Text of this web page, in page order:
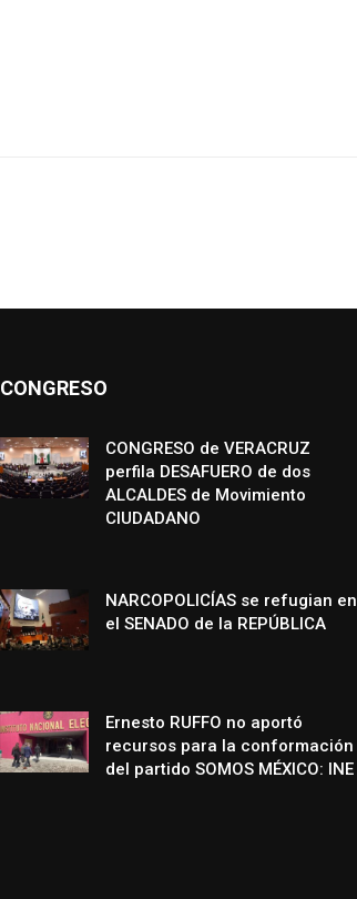
CONGRESO
CONGRESO de VERACRUZ
perfila DESAFUERO de dos
ALCALDES de Movimiento
CIUDADANO
NARCOPOLICÍAS se refugian en
el SENADO de la REPÚBLICA
Ernesto RUFFO no aportó
recursos para la conformación
del partido SOMOS MÉXICO: INE